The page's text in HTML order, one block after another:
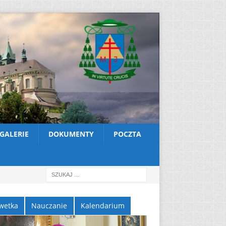
GALERIE DOKUMENTY POCZTA
Nauczanie Kalendarium